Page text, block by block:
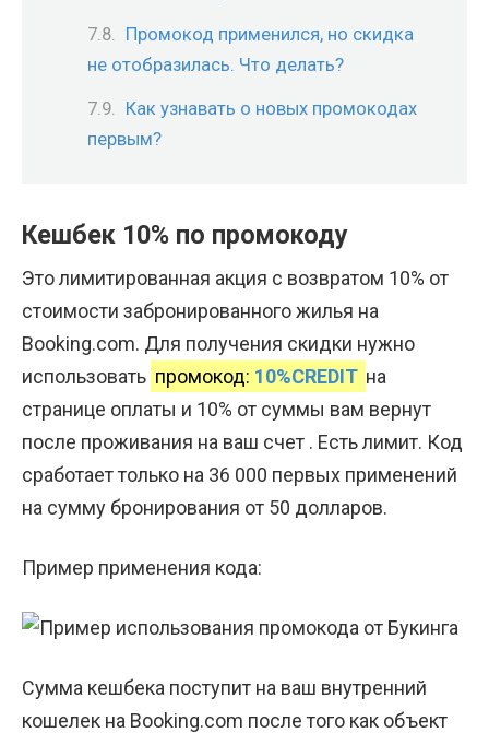
Промокод применился, но скидка
не отобразилась. Что делать?
Как узнавать о новых промокодах
первым?
Кешбек 10% по промокоду
Это лимитированная акция с возвратом 10% от
стоимости забронированного жилья на
Booking.com. Для получения скидки нужно
использовать промокод: 10%CREDIT на
странице оплаты и 10% от суммы вам вернут
после проживания на ваш счет . Есть лимит. Код
сработает только на 36 000 первых применений
на сумму бронирования от 50 долларов.
Пример применения кода:
Сумма кешбека поступит на ваш внутренний
кошелек на Booking.com после того как объект